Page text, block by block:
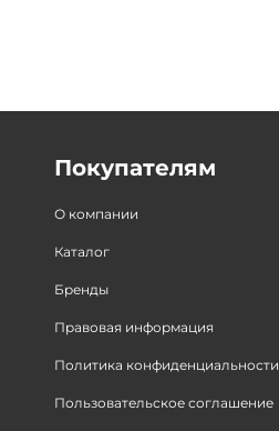
Покупателям
О компании
Каталог
Бренды
Правовая информация
Политика конфиденциальности
Пользовательское соглашение